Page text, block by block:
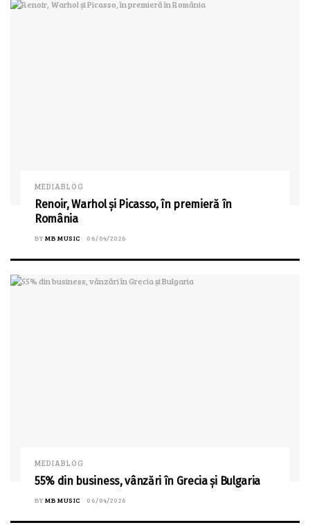
MEDIABLOG
Renoir, Warhol și Picasso, în premieră în
România
BY MB MUSIC 06/04/2026
MEDIABLOG
55% din business, vânzări în Grecia și Bulgaria
BY MB MUSIC 06/04/2026